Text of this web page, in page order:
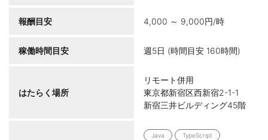
報酬目安 4,000 ～ 9,000円/時
稼働時間目安 週5日 (時間目安 160時間)
はたらく場所
リモート併用
東京都新宿区西新宿2-1-1
新宿三井ビルディング45階
Java TypeScript